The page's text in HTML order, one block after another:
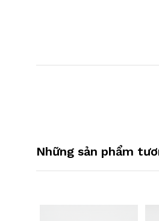
Những sản phẩm